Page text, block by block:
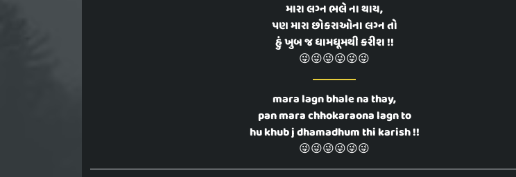
મારા લગ્ન ભલે ના થાય,
પણ મારા છોકરાઓના લગ્ન તો
હું ખુબ જ ધામધૂમથી કરીશ !!
😜😜😜😜😜😜
mara lagn bhale na thay,
pan mara chhokaraona lagn to
hu khub j dhamadhum thi karish !!
😜😜😜😜😜😜